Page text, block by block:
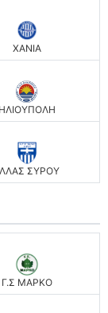
ΧΑΝΙΑ
ΗΛΙΟΥΠΟΛΗ
ΣΥΡΟΥ
Γ.Σ ΜΑΡΚΟ